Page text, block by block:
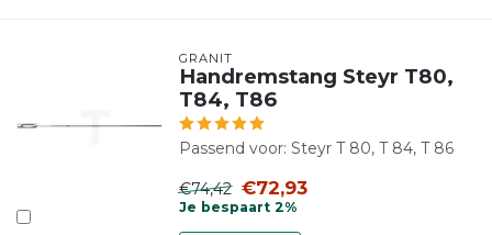
GRANIT
Handremstang Steyr T80,
T84, T86
Passend voor: Steyr T 80, T 84, T 86
€74,42 €72,93
Je bespaart 2%